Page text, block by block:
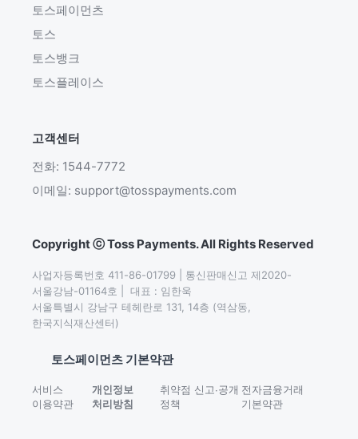
토스페이먼츠
토스
토스뱅크
토스플레이스
고객센터
전화: 1544-7772
이메일: support@tosspayments.com
Copyright ⓒ Toss Payments. All Rights Reserved
사업자등록번호 411-86-01799 | 통신판매신고 제2020-
서울강남-01164호 |  대표 : 임한욱
서울특별시 강남구 테헤란로 131, 14층 (역삼동,
한국지식재산센터)
토스페이먼츠 기본약관
서비스
이용약관
개인정보
처리방침
취약점 신고∙공개
정책
전자금융거래
기본약관